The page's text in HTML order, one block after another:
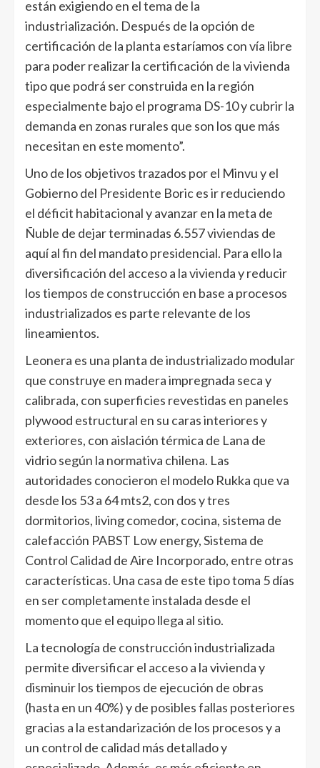
están exigiendo en el tema de la
industrialización. Después de la opción de
certificación de la planta estaríamos con vía libre
para poder realizar la certificación de la vivienda
tipo que podrá ser construida en la región
especialmente bajo el programa DS-10 y cubrir la
demanda en zonas rurales que son los que más
necesitan en este momento”.
Uno de los objetivos trazados por el Minvu y el
Gobierno del Presidente Boric es ir reduciendo
el déficit habitacional y avanzar en la meta de
Ñuble de dejar terminadas 6.557 viviendas de
aquí al fin del mandato presidencial. Para ello la
diversificación del acceso a la vivienda y reducir
los tiempos de construcción en base a procesos
industrializados es parte relevante de los
lineamientos.
Leonera es una planta de industrializado modular
que construye en madera impregnada seca y
calibrada, con superficies revestidas en paneles
plywood estructural en su caras interiores y
exteriores, con aislación térmica de Lana de
vidrio según la normativa chilena. Las
autoridades conocieron el modelo Rukka que va
desde los 53 a 64 mts2, con dos y tres
dormitorios, living comedor, cocina, sistema de
calefacción PABST Low energy, Sistema de
Control Calidad de Aire Incorporado, entre otras
características. Una casa de este tipo toma 5 días
en ser completamente instalada desde el
momento que el equipo llega al sitio.
La tecnología de construcción industrializada
permite diversificar el acceso a la vivienda y
disminuir los tiempos de ejecución de obras
(hasta en un 40%) y de posibles fallas posteriores
gracias a la estandarización de los procesos y a
un control de calidad más detallado y